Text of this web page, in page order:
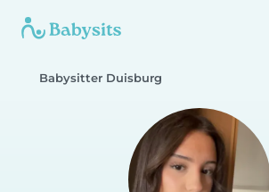
Babysitter Duisburg